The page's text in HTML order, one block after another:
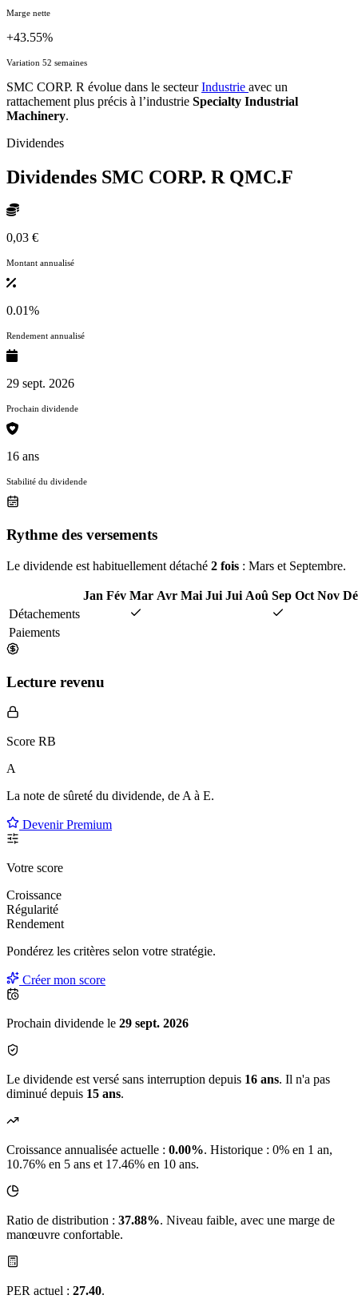
Marge nette
+43.55%
Variation 52 semaines
SMC CORP. R évolue dans le secteurIndustrie avec un
rattachement plus précis à l’industrie Specialty Industrial
Machinery.
Dividendes
Dividendes SMC CORP. R QMC.F
0,03 €
Montant annualisé
0.01%
Rendement annualisé
29 sept. 2026
Prochain dividende
16 ans
Stabilité du dividende
Rythme des versements
Le dividende est habituellement détaché 2 fois : Mars et Septembre.
Jan Fév Mar Avr Mai Jui Jui Aoû Sep Oct Nov
Détachements
Paiements
Lecture revenu
Score RB
A
La note de sûreté du dividende, de A à E.
Devenir Premium
Votre score
Croissance
Régularité
Rendement
Pondérez les critères selon votre stratégie.
Créer mon score
Prochain dividende le 29 sept. 2026
Le dividende est versé sans interruption depuis 16 ans. Il n'a pas
diminué depuis 15 ans.
Croissance annualisée actuelle : 0.00%. Historique : 0% en 1 an,
10.76% en 5 ans et 17.46% en 10 ans.
Ratio de distribution : 37.88%. Niveau faible, avec une marge de
manœuvre confortable.
PER actuel : 27.40.